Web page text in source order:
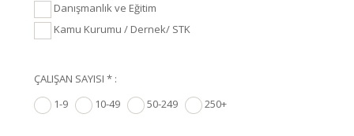
Danışmanlık ve Eğitim
Kamu Kurumu / Dernek/ STK
ÇALIŞAN SAYISI * :
1-9
10-49 50-249 250+